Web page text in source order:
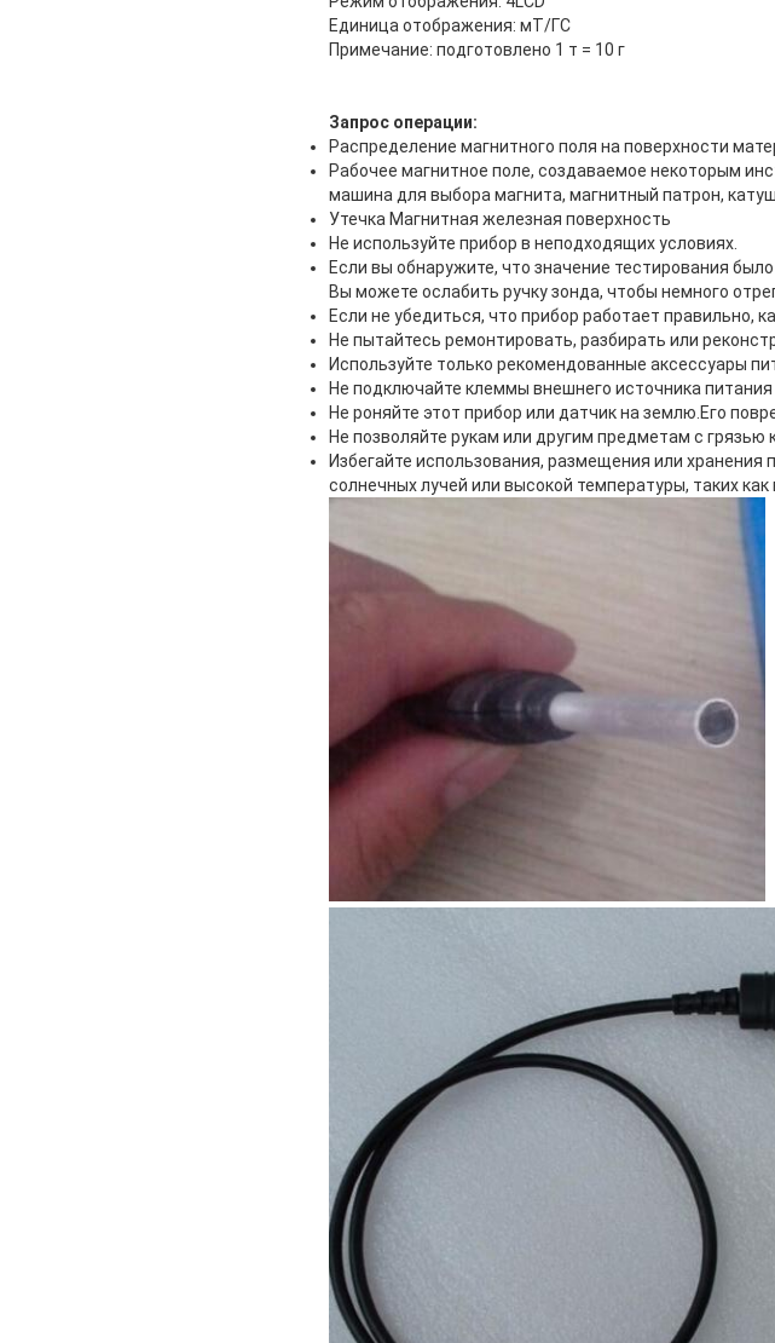
Единица отображения: мТ/ГС
Примечание: подготовлено 1 т = 10 г
Запрос операции:
Распределение магнитного поля на поверхности
Рабочее магнитное поле, создаваемое некоторым
машина для выбора магнита, магнитный патрон,
Утечка Магнитная железная поверхность
Не используйте прибор в неподходящих условиях.
Если вы обнаружите, что значение тестирования
Вы можете ослабить ручку зонда, чтобы немного
Если не убедиться, что прибор работает правильно,
Не пытайтесь ремонтировать, разбирать или
Используйте только рекомендованные аксессуары
Не подключайте клеммы внешнего источника
Не роняйте этот прибор или датчик на землю.Его
Не позволяйте рукам или другим предметам с грязью
Избегайте использования, размещения или
солнечных лучей или высокой температуры, таких